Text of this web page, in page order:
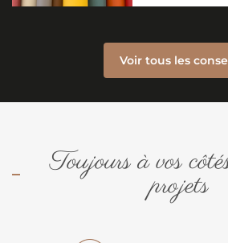
Voir tous les
Toujours à vos
projets